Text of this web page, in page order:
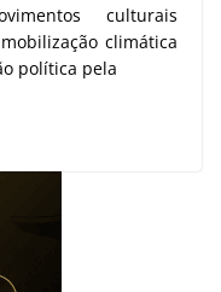
culturais
climática
política pela